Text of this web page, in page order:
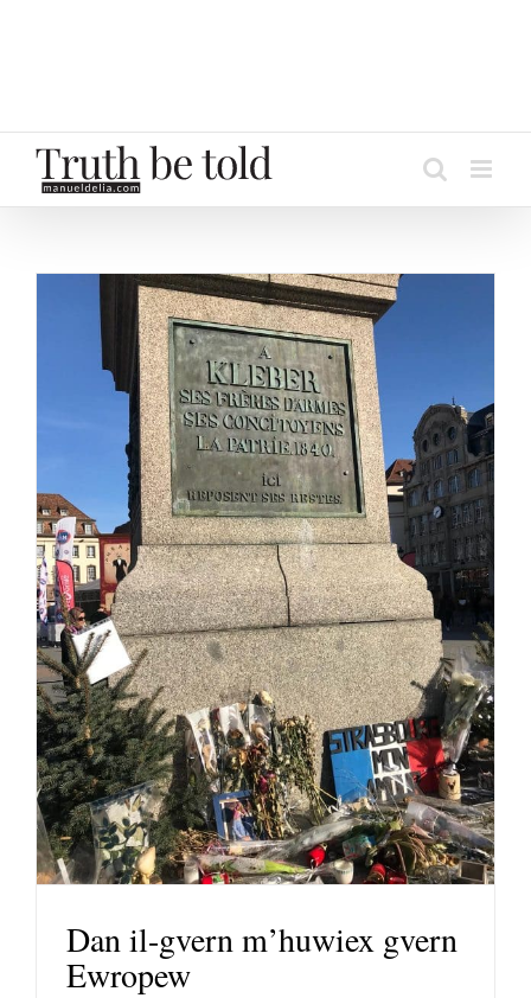
Dan il-gvern m’huwiex gvern
Ewropew